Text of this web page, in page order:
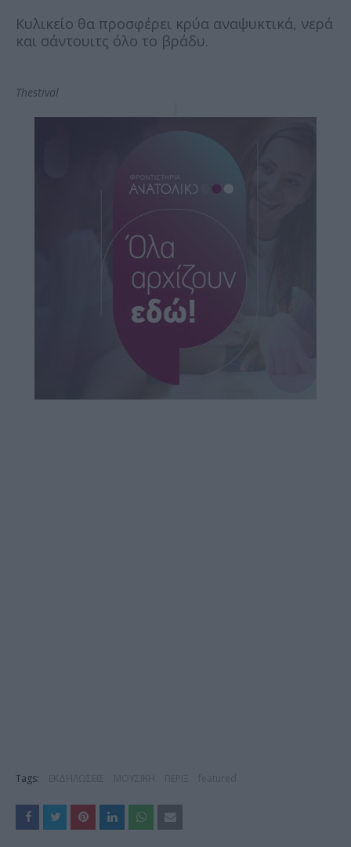
Κυλικείο θα προσφέρει κρύα αναψυκτικά, νερά
και σάντουιτς όλο το βράδυ.
Thestival
Tags: